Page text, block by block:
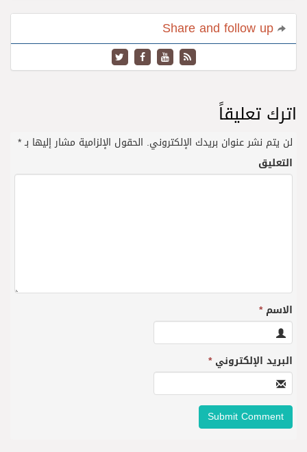
اترك تعليقاً
لن يتم نشر عنوان بريدك الإلكتروني. الحقول الإلزامية مشار إليها بـ*
التعليق
الاسم*
البريد الإلكتروني*